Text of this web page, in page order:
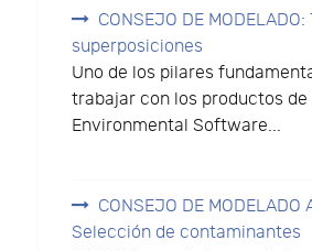
CONSEJO DE
superposiciones
Uno de los pilares
trabajar con los productos de
Environmental Software...
CONSEJO DE MODELADO
Selección de contaminantes